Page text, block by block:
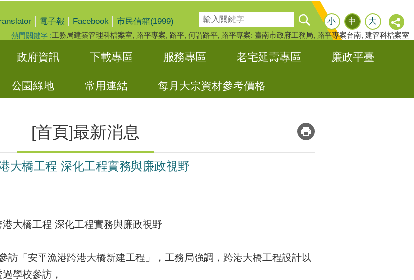
電子報 Facebook 市民信箱(1999)
搜尋
小 中 大
熱門關鍵字 工務局建築管理科檔案室 路平專案 路平 何謂路平 路平專案: 臺南市政府工務局 路平專案台南 建管科檔案室
政府資訊 下載專區 服務專區 老宅延壽專區 廉政平臺
公園綠地 常用連結 每月大宗資材參考價格
[首頁]最新消息 _
大橋工程 深化工程實務與廉政視野
大橋工程 深化工程實務與廉政視野
訪「安平漁港跨港大橋新建工程」，工務局強調，跨港大橋工程設計以
學校參訪，